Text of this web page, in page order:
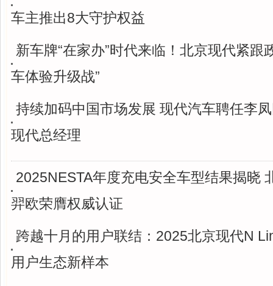
车主推出8大守护权益
新车牌“在家办”时代来临！北京现代紧跟
车体验升级战”
持续加码中国市场发展 现代汽车聘任李
现代总经理
2025NESTA年度充电安全车型结果揭晓
羿欧荣膺权威认证
跨越十月的用户联结：2025北京现代N
用户生态新样本